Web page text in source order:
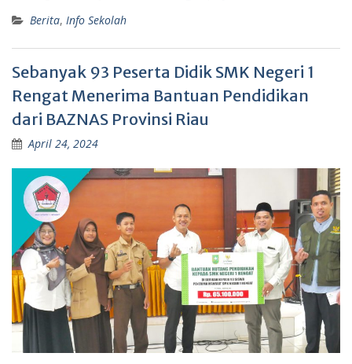
Berita, Info Sekolah
Sebanyak 93 Peserta Didik SMK Negeri 1
Rengat Menerima Bantuan Pendidikan
dari BAZNAS Provinsi Riau
April 24, 2024